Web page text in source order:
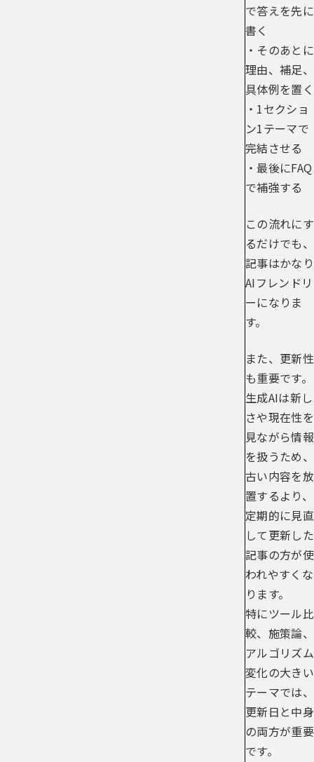
で答えを先に
書く
・そのあとに
理由、補足、
具体例を置く
・1セクショ
ン1テーマで
完結させる
・最後にFAQ
で補強する
この流れにす
るだけでも、
記事はかなり
AIフレンドリ
ーになりま
す。
また、更新性
も重要です。
生成AIは新し
さや現在性を
見ながら情報
を扱うため、
古い内容を放
置するより、
定期的に見直
して更新した
記事の方が使
われやすくな
ります。
特にツール比
較、施策論、
アルゴリズム
変化の大きい
テーマでは、
更新日と中身
の両方が重要
です。